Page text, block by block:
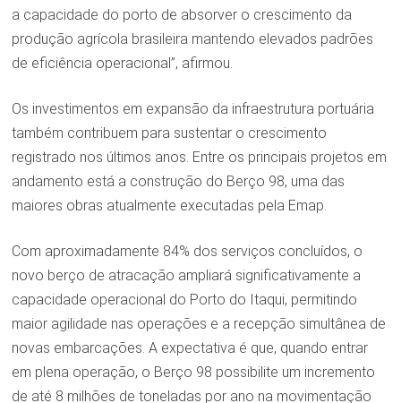
a capacidade do porto de absorver o crescimento da
produção agrícola brasileira mantendo elevados padrões
de eficiência operacional”, afirmou.
Os investimentos em expansão da infraestrutura portuária
também contribuem para sustentar o crescimento
registrado nos últimos anos. Entre os principais projetos em
andamento está a construção do Berço 98, uma das
maiores obras atualmente executadas pela Emap.
Com aproximadamente 84% dos serviços concluídos, o
novo berço de atracação ampliará significativamente a
capacidade operacional do Porto do Itaqui, permitindo
maior agilidade nas operações e a recepção simultânea de
novas embarcações. A expectativa é que, quando entrar
em plena operação, o Berço 98 possibilite um incremento
de até 8 milhões de toneladas por ano na movimentação